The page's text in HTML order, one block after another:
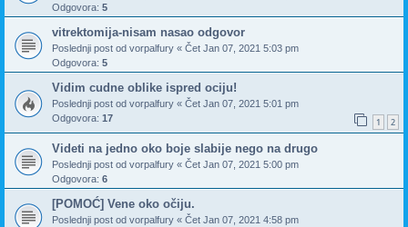
Odgovora: 5
vitrektomija-nisam nasao odgovor
Poslednji post od vorpalfury « Čet Jan 07, 2021 5:03 pm
Odgovora: 5
Vidim cudne oblike ispred ociju!
Poslednji post od vorpalfury « Čet Jan 07, 2021 5:01 pm
Odgovora: 17 1 2
Videti na jedno oko boje slabije nego na drugo
Poslednji post od vorpalfury « Čet Jan 07, 2021 5:00 pm
Odgovora: 6
[POMOĆ] Vene oko očiju.
Poslednji post od vorpalfury « Čet Jan 07, 2021 4:58 pm